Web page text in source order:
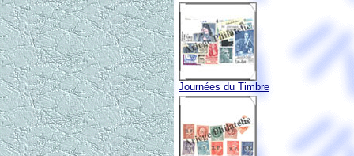
Journées du Timbre